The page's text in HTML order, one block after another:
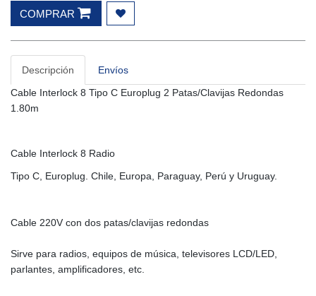
COMPRAR
Descripción
Envíos
Cable Interlock 8 Tipo C Europlug 2 Patas/Clavijas Redondas
1.80m
Cable Interlock 8 Radio
Tipo C, Europlug. Chile, Europa, Paraguay, Perú y Uruguay.
Cable 220V con dos patas/clavijas redondas
Sirve para radios, equipos de música, televisores LCD/LED,
parlantes, amplificadores, etc.